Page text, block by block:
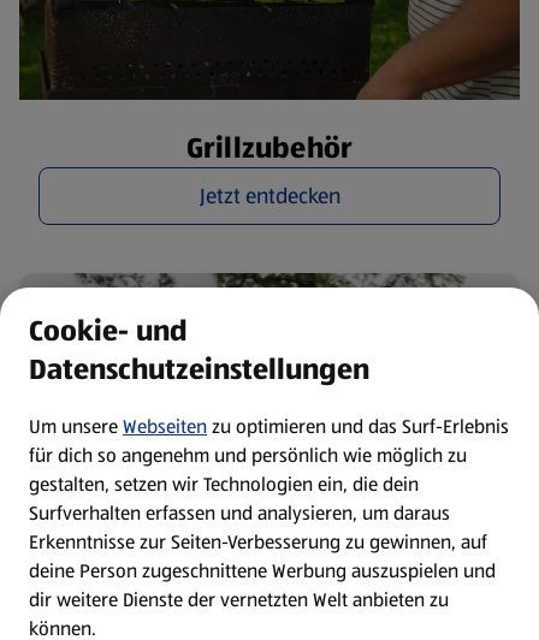
Grillzubehör
Jetzt entdecken
Sport & Fitness
Cookie- und
Datenschutzeinstellungen
Um unsereWebseitenzu optimieren und das Surf-Erlebnis
für dich so angenehm und persönlich wie möglich zu
gestalten, setzen wir Technologien ein, die dein
Surfverhalten erfassen und analysieren, um daraus
Erkenntnisse zur Seiten-Verbesserung zu gewinnen, auf
deine Person zugeschnittene Werbung auszuspielen und
dir weitere Dienste der vernetzten Welt anbieten zu
können.